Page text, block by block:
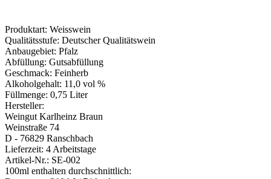
Produktart: Weisswein
Qualitätsstufe: Deutscher Qualitätswein
Anbaugebiet: Pfalz
Abfüllung: Gutsabfüllung
Geschmack: Feinherb
Alkoholgehalt: 11,0 vol %
Füllmenge: 0,75 Liter
Hersteller:
Weingut Karlheinz Braun
Weinstraße 74
D - 76829 Ranschbach
Lieferzeit: 4 Arbeitstage
Artikel-Nr.: SE-002
100ml enthalten durchschnittlich: